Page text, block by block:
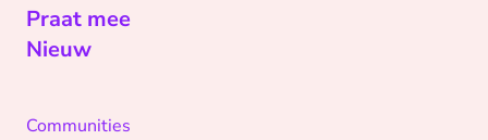
Praat mee
Nieuw
Communities